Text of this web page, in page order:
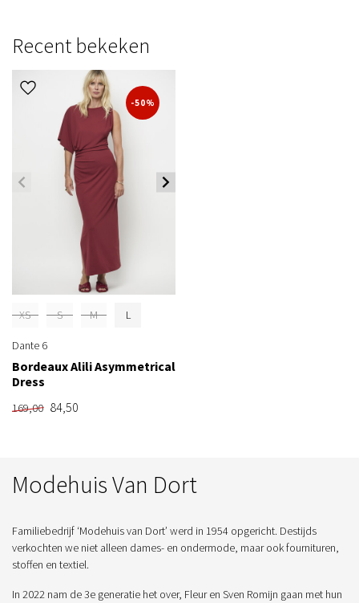
Recent bekeken
-50%
XS S M L
Dante 6
Bordeaux Alili Asymmetrical
Dress
169,00 84,50
Modehuis Van Dort
Familiebedrijf ‘Modehuis van Dort’ werd in 1954 opgericht. Destijds
verkochten we niet alleen dames- en ondermode, maar ook fournituren,
stoffen en textiel.
In 2022 nam de 3e generatie het over, Fleur en Sven Romijn gaan met hun